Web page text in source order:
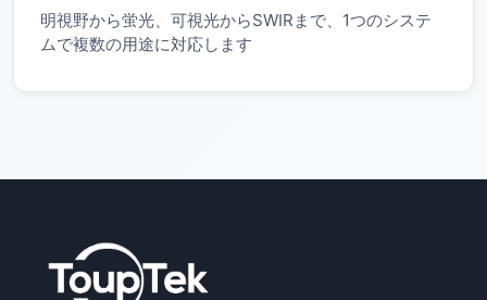
明視野から蛍光、可視光からSWIRまで、1つのシステ
ムで複数の用途に対応します